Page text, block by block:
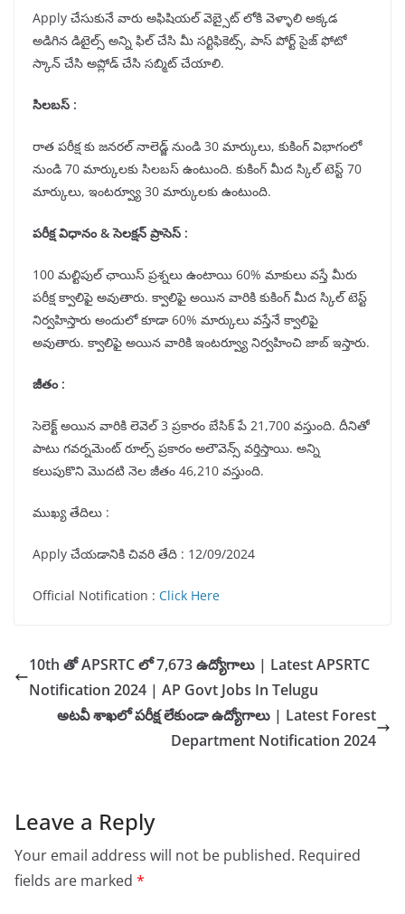
Apply చేసుకునే వారు అఫిషియల్ వెబ్సైట్ లోకి వెళ్ళాలి అక్కడ
అడిగిన డిటైల్స్ అన్ని ఫిల్ చేసి మీ సర్టిఫికెట్స్, పాస్ పోర్ట్ సైజ్ ఫోటో
స్కాన్ చేసి అప్లోడ్ చేసి సబ్మిట్ చేయాలి.
సిలబస్ :
రాత పరీక్ష కు జనరల్ నాలెడ్జ్ నుండి 30 మార్కులు, కుకింగ్ విభాగంలో
నుండి 70 మార్కులకు సిలబస్ ఉంటుంది. కుకింగ్ మీద స్కిల్ టెస్ట్ 70
మార్కులు, ఇంటర్వ్యూ 30 మార్కులకు ఉంటుంది.
పరీక్ష విధానం & సెలక్షన్ ప్రాసెస్ :
100 మల్టిపుల్ ఛాయిస్ ప్రశ్నలు ఉంటాయి 60% మాకులు వస్తే మీరు
పరీక్ష క్వాలిఫై అవుతారు. క్వాలిఫై అయిన వారికి కుకింగ్ మీద స్కిల్ టెస్ట్
నిర్వహిస్తారు అందులో కూడా 60% మార్కులు వస్తేనే క్వాలిఫై
అవుతారు. క్వాలిఫై అయిన వారికి ఇంటర్వ్యూ నిర్వహించి జాబ్ ఇస్తారు.
జీతం :
సెలెక్ట్ అయిన వారికి లెవెల్ 3 ప్రకారం బేసిక్ పే 21,700 వస్తుంది. దీనితో
పాటు గవర్నమెంట్ రూల్స్ ప్రకారం అలౌవెన్స్ వర్తిస్తాయి. అన్ని
కలుపుకొని మొదటి నెల జీతం 46,210 వస్తుంది.
ముఖ్య తేదిలు :
Apply చేయడానికి చివరి తేది : 12/09/2024
Official Notification : Click Here
10th తో APSRTC లో 7,673 ఉద్యోగాలు | Latest APSRTC
Notification 2024 | AP Govt Jobs In Telugu
అటవీ శాఖలో పరీక్ష లేకుండా ఉద్యోగాలు | Latest Forest
Department Notification 2024
Leave a Reply
Your email address will not be published. Required
fields are marked *